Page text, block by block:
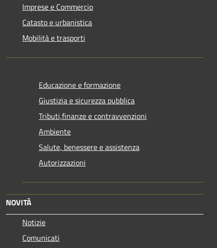
Imprese e Commercio
Catasto e urbanistica
Mobilità e trasporti
Educazione e formazione
Giustizia e sicurezza pubblica
Tributi,finanze e contravvenzioni
Ambiente
Salute, benessere e assistenza
Autorizzazioni
NOVITÀ
Notizie
Comunicati